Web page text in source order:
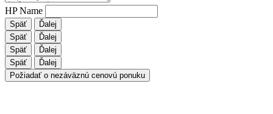
HP Name
Späť
Ďalej
Späť
Ďalej
Späť
Ďalej
Späť
Ďalej
Požiadať o nezáväznú cenovú ponuku